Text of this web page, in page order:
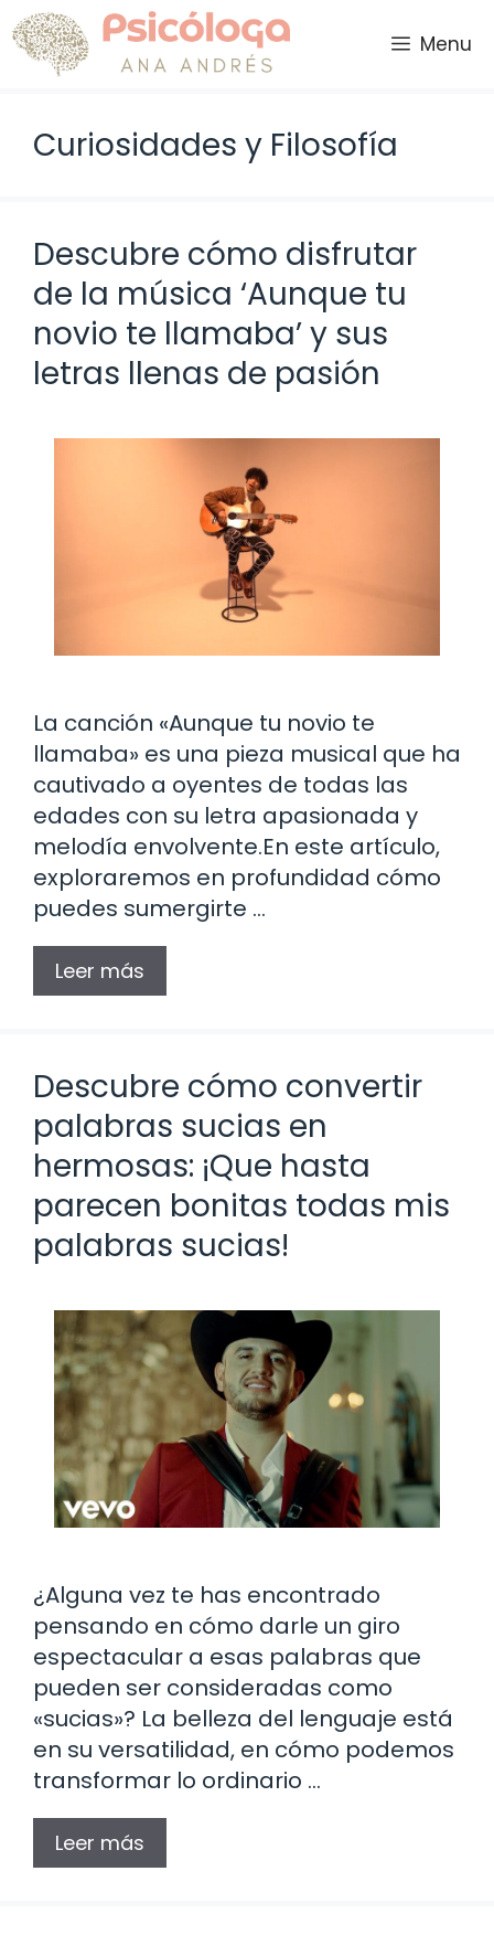
Saltar
al
contenido
Menu
Curiosidades y Filosofía
Descubre cómo disfrutar
de la música ‘Aunque tu
novio te llamaba’ y sus
letras llenas de pasión
La canción «Aunque tu novio te
llamaba» es una pieza musical que ha
cautivado a oyentes de todas las
edades con su letra apasionada y
melodía envolvente.En este artículo,
exploraremos en profundidad cómo
puedes sumergirte …
Leer más
Descubre cómo convertir
palabras sucias en
hermosas: ¡Que hasta
parecen bonitas todas mis
palabras sucias!
¿Alguna vez te has encontrado
pensando en cómo darle un giro
espectacular a esas palabras que
pueden ser consideradas como
«sucias»? La belleza del lenguaje está
en su versatilidad, en cómo podemos
transformar lo ordinario …
Leer más